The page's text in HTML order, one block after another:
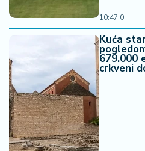
10:47|0
Kuća
679.000
crkveni